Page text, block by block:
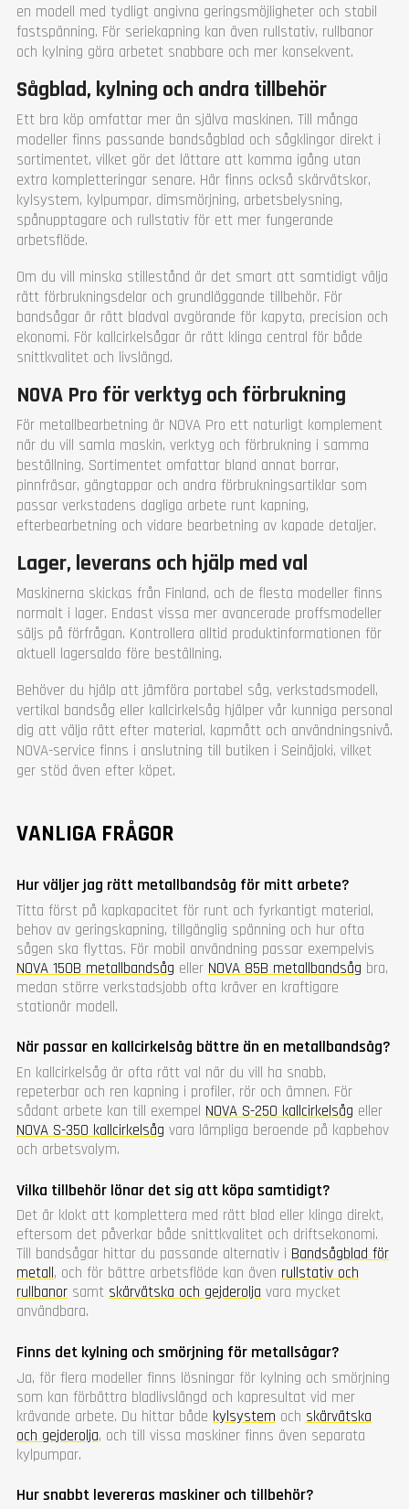
en modell med tydligt angivna geringsmöjligheter och stabil
fastspänning. För seriekapning kan även rullstativ, rullbanor
och kylning göra arbetet snabbare och mer konsekvent.
Sågblad, kylning och andra tillbehör
Ett bra köp omfattar mer än själva maskinen. Till många
modeller finns passande bandsågblad och sågklingor direkt i
sortimentet, vilket gör det lättare att komma igång utan
extra kompletteringar senare. Här finns också skärvätskor,
kylsystem, kylpumpar, dimsmörjning, arbetsbelysning,
spånupptagare och rullstativ för ett mer fungerande
arbetsflöde.
Om du vill minska stillestånd är det smart att samtidigt välja
rätt förbrukningsdelar och grundläggande tillbehör. För
bandsågar är rätt bladval avgörande för kapyta, precision och
ekonomi. För kallcirkelsågar är rätt klinga central för både
snittkvalitet och livslängd.
NOVA Pro för verktyg och förbrukning
För metallbearbetning är NOVA Pro ett naturligt komplement
när du vill samla maskin, verktyg och förbrukning i samma
beställning. Sortimentet omfattar bland annat borrar,
pinnfräsar, gängtappar och andra förbrukningsartiklar som
passar verkstadens dagliga arbete runt kapning,
efterbearbetning och vidare bearbetning av kapade detaljer.
Lager, leverans och hjälp med val
Maskinerna skickas från Finland, och de flesta modeller finns
normalt i lager. Endast vissa mer avancerade proffsmodeller
säljs på förfrågan. Kontrollera alltid produktinformationen för
aktuell lagersaldo före beställning.
Behöver du hjälp att jämföra portabel såg, verkstadsmodell,
vertikal bandsåg eller kallcirkelsåg hjälper vår kunniga personal
dig att välja rätt efter material, kapmått och användningsnivå.
NOVA-service finns i anslutning till butiken i Seinäjoki, vilket
ger stöd även efter köpet.
VANLIGA FRÅGOR
Hur väljer jag rätt metallbandsåg för mitt arbete?
Titta först på kapkapacitet för runt och fyrkantigt material,
behov av geringskapning, tillgänglig spänning och hur ofta
sågen ska flyttas. För mobil användning passar exempelvis
NOVA 150B metallbandsåg eller NOVA 85B metallbandsåg bra,
medan större verkstadsjobb ofta kräver en kraftigare
stationär modell.
När passar en kallcirkelsåg bättre än en metallbandsåg?
En kallcirkelsåg är ofta rätt val när du vill ha snabb,
repeterbar och ren kapning i profiler, rör och ämnen. För
sådant arbete kan till exempel NOVA S-250 kallcirkelsåg eller
NOVA S-350 kallcirkelsåg vara lämpliga beroende på kapbehov
och arbetsvolym.
Vilka tillbehör lönar det sig att köpa samtidigt?
Det är klokt att komplettera med rätt blad eller klinga direkt,
eftersom det påverkar både snittkvalitet och driftsekonomi.
Till bandsågar hittar du passande alternativ i Bandsågblad för
metall, och för bättre arbetsflöde kan även rullstativ och
rullbanor samt skärvätska och gejderolja vara mycket
användbara.
Finns det kylning och smörjning för metallsågar?
Ja, för flera modeller finns lösningar för kylning och smörjning
som kan förbättra bladlivslängd och kapresultat vid mer
krävande arbete. Du hittar både kylsystem och skärvätska
och gejderolja, och till vissa maskiner finns även separata
kylpumpar.
Hur snabbt levereras maskiner och tillbehör?